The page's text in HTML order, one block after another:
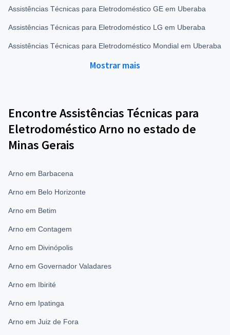
Assistências Técnicas para Eletrodoméstico GE em Uberaba
Assistências Técnicas para Eletrodoméstico LG em Uberaba
Assistências Técnicas para Eletrodoméstico Mondial em Uberaba
Mostrar mais
Encontre Assistências Técnicas para
Eletrodoméstico Arno no estado de
Minas Gerais
Arno em Barbacena
Arno em Belo Horizonte
Arno em Betim
Arno em Contagem
Arno em Divinópolis
Arno em Governador Valadares
Arno em Ibirité
Arno em Ipatinga
Arno em Juiz de Fora